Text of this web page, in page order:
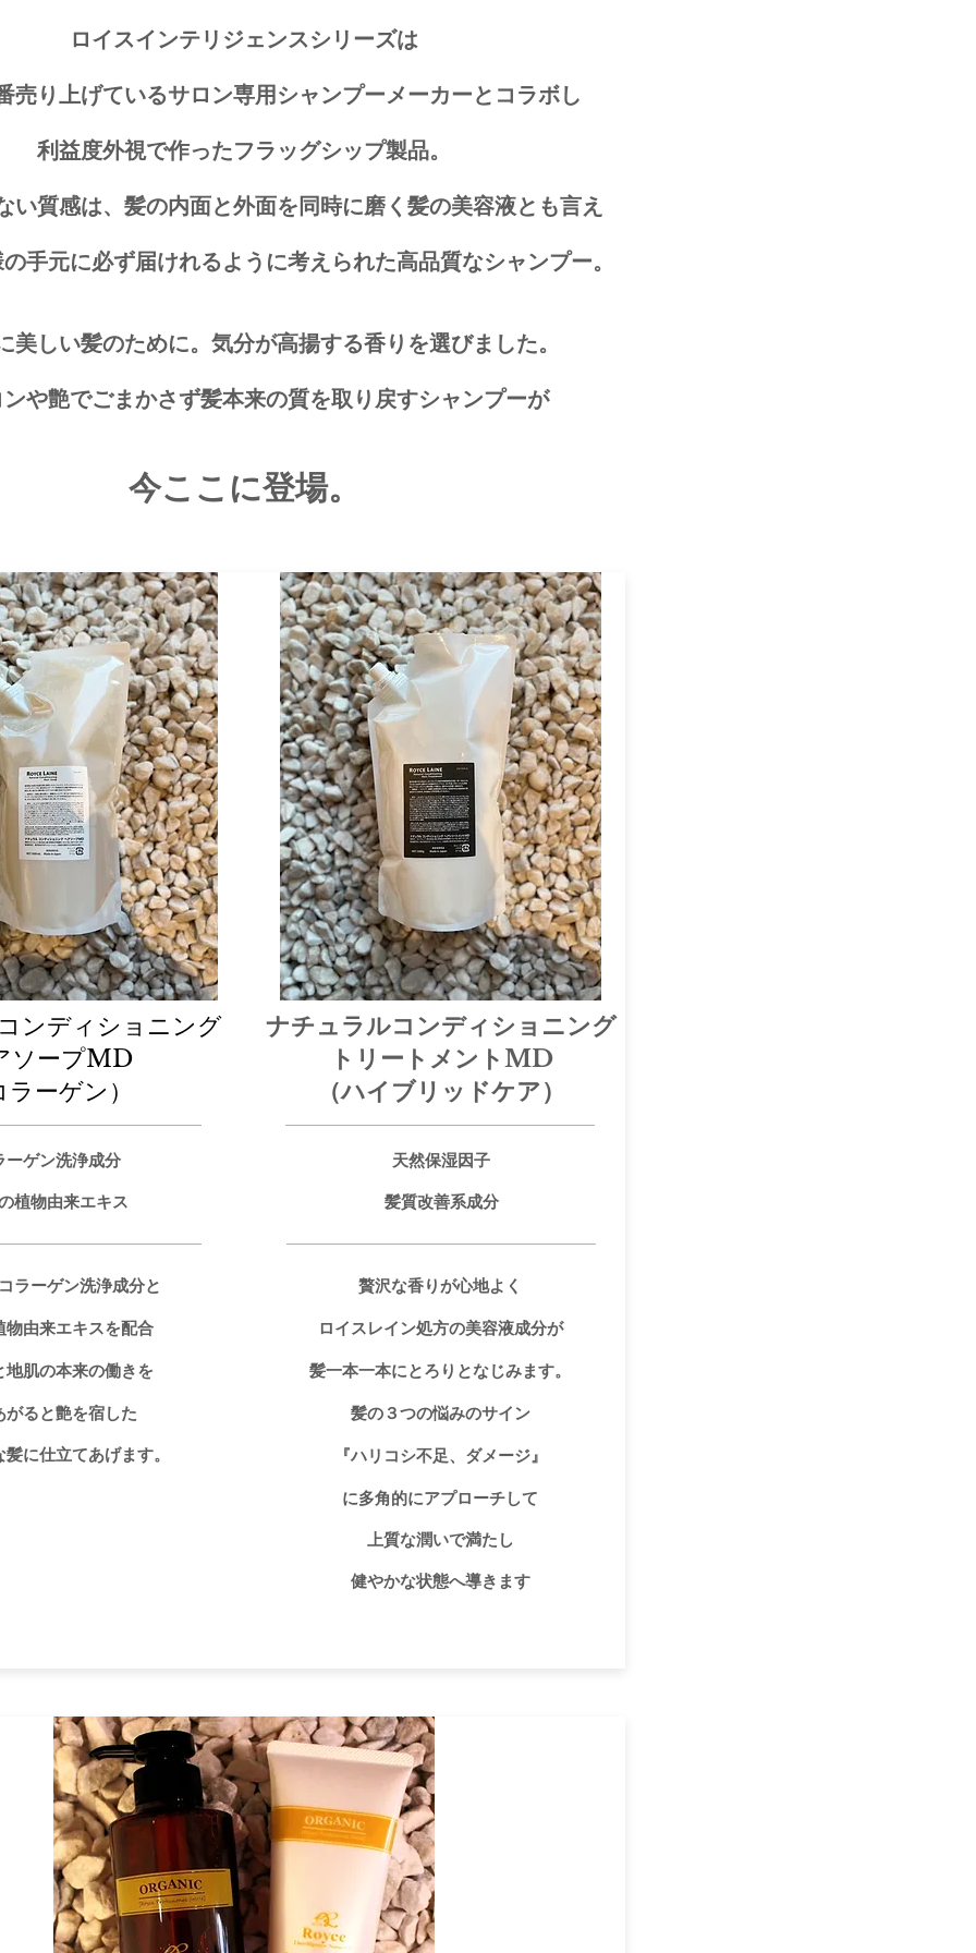
ロイスインテリジェンスシリーズは
売り上げているサロン専用シャンプーメーカーとコラボし
利益度外視で作ったフラッグシップ製品。
い質感は、髪の内面と外面を同時に磨く髪の美容液とも言え
手元に必ず届けれるように考えられた高品質なシャンプー。
美しい髪のために。気分が高揚する香りを選びました。
や艶でごまかさず髪本来の質を取り戻すシャンプーが
今ここに登場。
ンディショニング
ソープMD
ーゲン）
ーゲン洗浄成分
植物由来エキス
ラーゲン洗浄成分と
物由来エキスを配合
地肌の本来の働きを
がると艶を宿した
に​仕立てあげます。
ナチュラルコンディショニング
​トリートメントMD
​（ハイブリッドケア）
天然保湿因子
髪質改善系成分
贅沢な香りが心地よく
ロイスレイン処方の美容液成分が
髪一本一本にとろりとなじみます。
髪の３つの悩みのサイン
『ハリコシ不足、ダメージ』
に多角的にアプローチして
上質な潤いで満たし
健やかな状態へ導きます